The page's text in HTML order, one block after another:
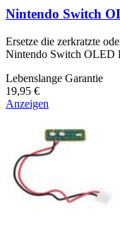
Nintendo Switch
Ersetze die zerkratzte
Nintendo Switch OLED
Lebenslange Garantie
19,95 €
Anzeigen